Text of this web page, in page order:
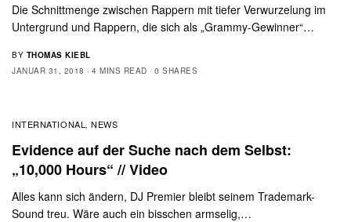
Die Schnittmenge zwischen Rappern mit tiefer Verwurzelung im
Untergrund und Rappern, die sich als „Grammy-Gewinner“…
BY THOMAS KIEBL
JANUAR 31, 2018
4 MINS READ 0 SHARES
INTERNATIONAL ,NEWS
Evidence auf der Suche nach dem Selbst:
„10,000 Hours“ // Video
Alles kann sich ändern, DJ Premier bleibt seinem Trademark-
Sound treu. Wäre auch ein bisschen armselig,…